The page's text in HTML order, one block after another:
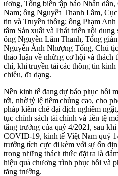
ương, Tổng biên tập báo Nhân
Nam; ông Nguyễn Thanh Lâm,
tin và Truyền thông; ông Phạm
tâm Sản xuất và Phát triển nội
ông Nguyễn Lâm Thanh, Tổng
Nguyễn Ảnh Nhượng Tống, Chủ
thảo luận về những cơ hội và thách
chí, khi truyền tải các thông tin
chiều, đa dạng.
Nền kinh tế đang dự báo phục hồi
tới, nhờ tỷ lệ tiêm chủng cao, cho
pháp kiềm chế đại dịch nghiêm
tục chính sách tài chính và tiền tệ
tăng trưởng của quý 4/2021, sau
COVID-19, kinh tế Việt Nam quý
trưởng tích cực đi kèm với sự ổn
trong những thách thức đặt ra là
hiệu quả chương trình phục hồi và
tăng trưởng.